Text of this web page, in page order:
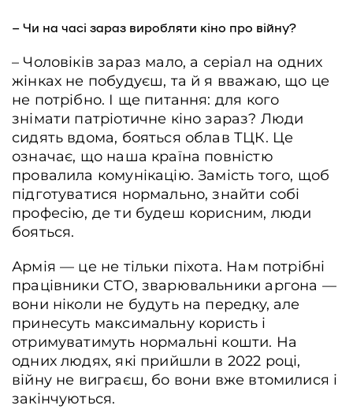
– Чи на часі зараз виробляти кіно про війну?
– Чоловіків зараз мало, а серіал на одних
жінках не побудуєш, та й я вважаю, що це
не потрібно. І ще питання: для кого
знімати патріотичне кіно зараз? Люди
сидять вдома, бояться облав ТЦК. Це
означає, що наша країна повністю
провалила комунікацію. Замість того, щоб
підготуватися нормально, знайти собі
професію, де ти будеш корисним, люди
бояться.
Армія — це не тільки піхота. Нам потрібні
працівники СТО, зварювальники аргона —
вони ніколи не будуть на передку, але
принесуть максимальну користь і
отримуватимуть нормальні кошти. На
одних людях, які прийшли в 2022 році,
війну не виграєш, бо вони вже втомилися і
закінчуються.